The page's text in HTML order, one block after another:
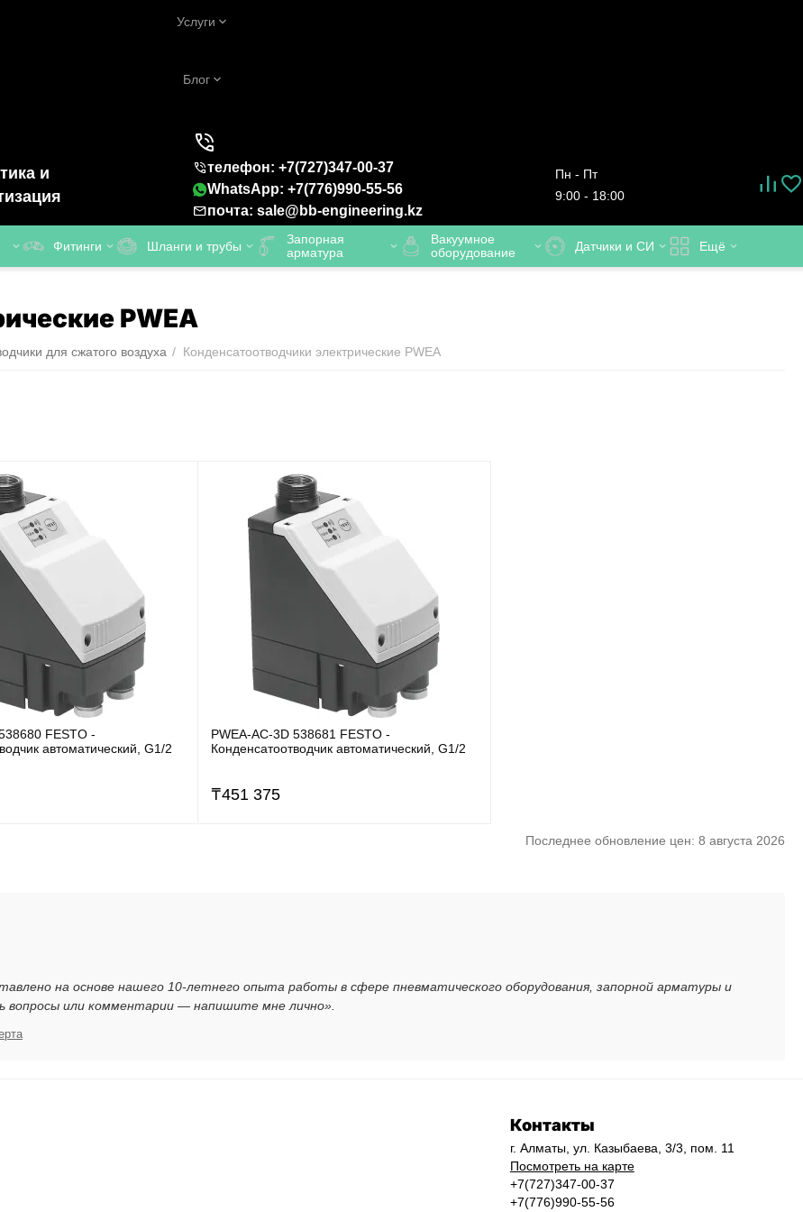
Услуги
Блог
и
телефон: +7(727)347-00-37
WhatsApp: +7(776)990-55-56
почта: sale@bb-engineering.kz
Пн - Пт
9:00 - 18:00
Фитинги Шланги и трубы
Запорная
арматура
Вакуумное
оборудование
Датчики и СИ Ещё
PWEA
для сжатого воздуха / Конденсатоотводчики электрические PWEA
FESTO -
автоматический, G1/2
PWEA-AC-3D 538681 FESTO -
Конденсатоотводчик автоматический, G1/2
₸451 375
Последнее обновление цен: 8 августа 2026
на основе нашего 10-летнего опыта работы в сфере пневматического оборудования, запорной арматуры и
вопросы или комментарии — напишите мне лично».
Контакты
г. Алматы, ул. Казыбаева, 3/3, пом. 11
Посмотреть на карте
+7(727)347-00-37
+7(776)990-55-56